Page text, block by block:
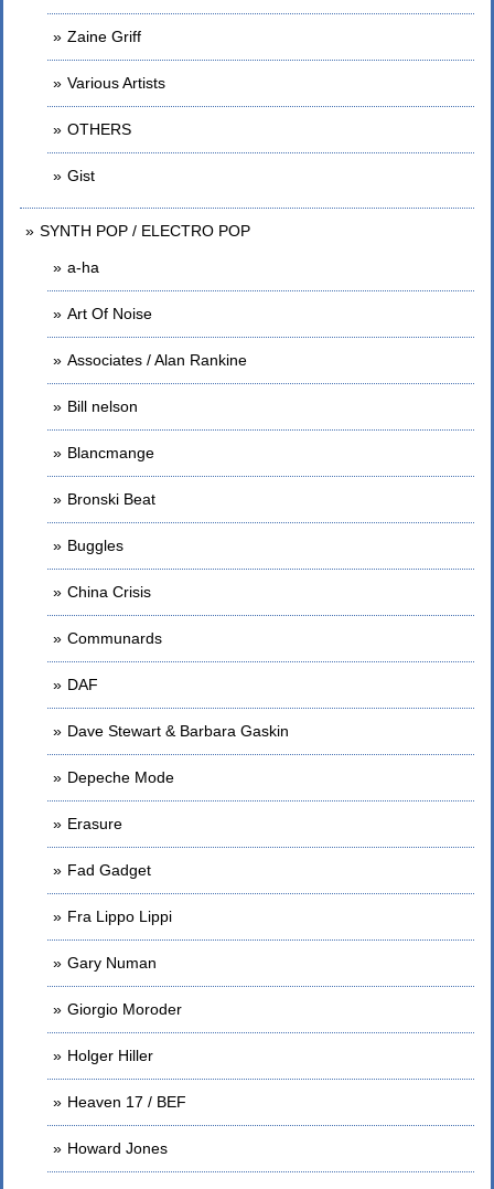
Zaine Griff
Various Artists
OTHERS
Gist
SYNTH POP / ELECTRO POP
a-ha
Art Of Noise
Associates / Alan Rankine
Bill nelson
Blancmange
Bronski Beat
Buggles
China Crisis
Communards
DAF
Dave Stewart & Barbara Gaskin
Depeche Mode
Erasure
Fad Gadget
Fra Lippo Lippi
Gary Numan
Giorgio Moroder
Holger Hiller
Heaven 17 / BEF
Howard Jones